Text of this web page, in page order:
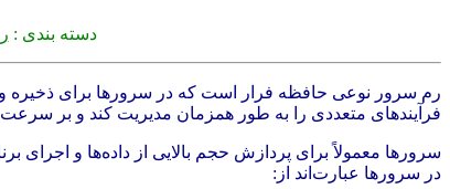
دسته بندی :
رم سرور نوعی حافظه فرار است که در سرورها برای ذخیره
فرآیندهای متعددی را به طور همزمان مدیریت کند و بر سرعت
سرورها معمولاً برای پردازش حجم بالایی از داده‌ها و
در سرورها عبارت‌اند از: